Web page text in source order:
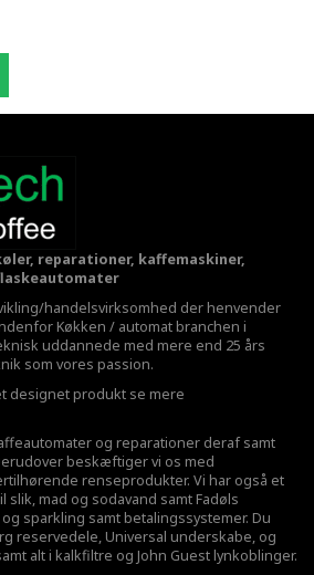
reparationer, kaffemaskiner,
handelsvirksomhed der henvender
Køkken / automat branchen i
uddannede med mere end 25 års
som vores passion.
designet produkt se mere
og reparationer deraf samt
beskæftiger vi os med
renseprodukter. Vi har også et
slik, mad og sodavand samt Fadøls
og sparkling samt betalingssystemer. Du
reservedele, Universal underskabe, og
alt i kalkfiltre og John Guest lynkoblinger.